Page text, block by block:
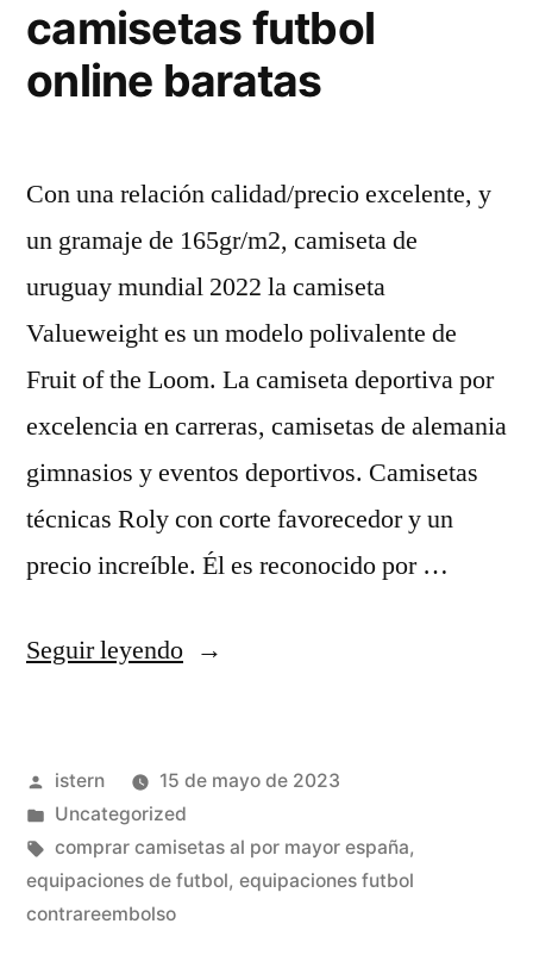
camisetas futbol
online baratas
Con una relación calidad/precio excelente, y
un gramaje de 165gr/m2, camiseta de
uruguay mundial 2022 la camiseta
Valueweight es un modelo polivalente de
Fruit of the Loom. La camiseta deportiva por
excelencia en carreras, camisetas de alemania
gimnasios y eventos deportivos. Camisetas
técnicas Roly con corte favorecedor y un
precio increíble. Él es reconocido por …
Seguir leyendo«camisetas
baratas»
Publicado
por
istern
15 de mayo de 2023
Publicado
en
Uncategorized
Etiquetas:
comprar camisetas al por mayor españa,
equipaciones de futbol, equipaciones futbol
contrareembolso